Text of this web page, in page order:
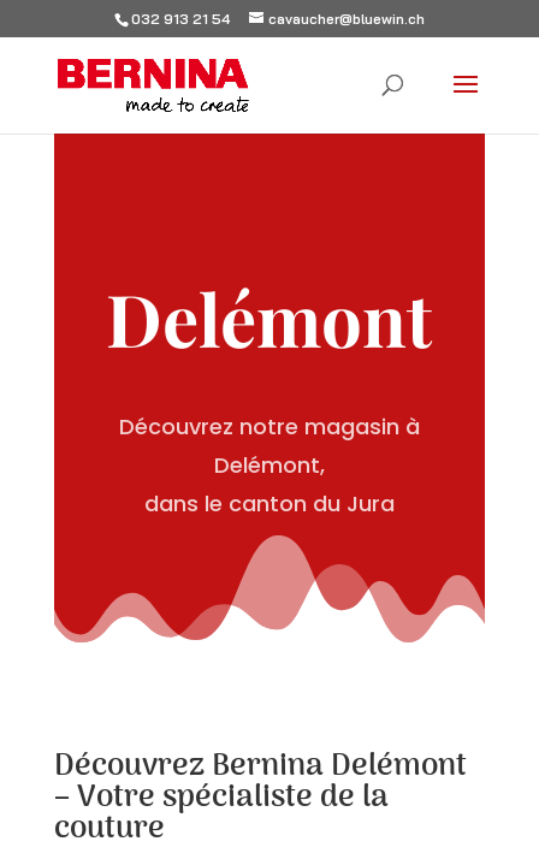
032 913 21 54 cavaucher@bluewin.ch
Delémont
Découvrez notre magasin à
Delémont,
dans le canton du Jura
Découvrez Bernina Delémont
– Votre spécialiste de la
couture